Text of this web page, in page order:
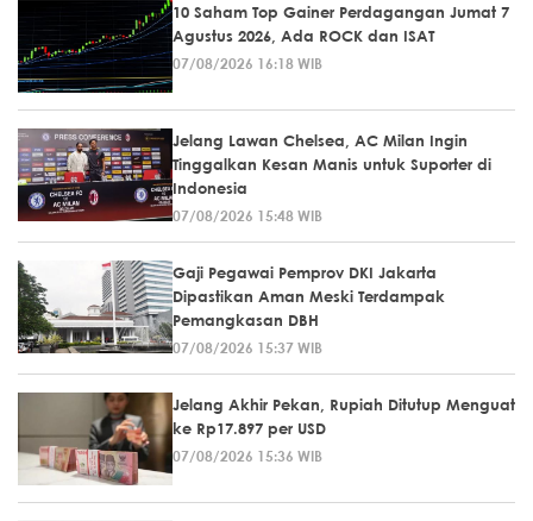
10 Saham Top Gainer Perdagangan Jumat 7
Agustus 2026, Ada ROCK dan ISAT
07/08/2026 16:18 WIB
Jelang Lawan Chelsea, AC Milan Ingin
Tinggalkan Kesan Manis untuk Suporter di
Indonesia
07/08/2026 15:48 WIB
Gaji Pegawai Pemprov DKI Jakarta
Dipastikan Aman Meski Terdampak
Pemangkasan DBH
07/08/2026 15:37 WIB
Jelang Akhir Pekan, Rupiah Ditutup Menguat
ke Rp17.897 per USD
07/08/2026 15:36 WIB